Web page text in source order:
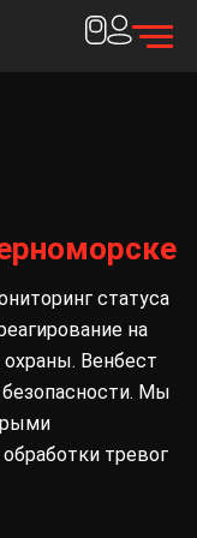
статуса
на
Венбест
безопасности. Мы
тревог